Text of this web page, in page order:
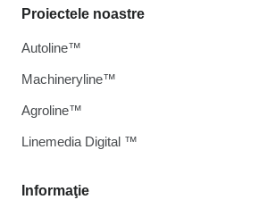
Informaţie
Proiectele noastre
Autoline™
Machineryline™
Agroline™
Linemedia Digital ™